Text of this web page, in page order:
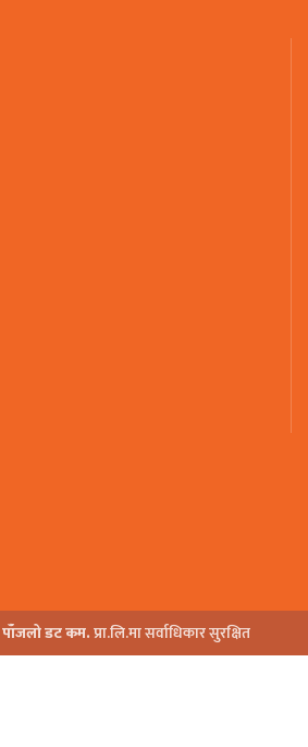
पाँजलो डट कम.प्रा.लि.मा सर्वाधिकार सुरक्षित